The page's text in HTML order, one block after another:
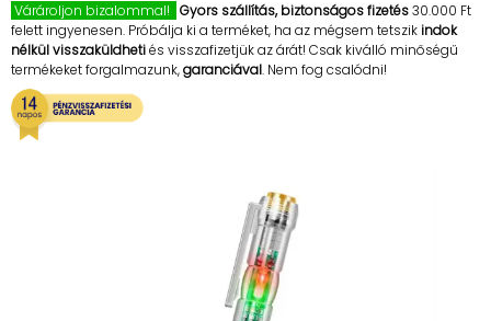
Várároljon bizalommal! Gyors szállítás, biztonságos fizetés30.000 Ft
felett ingyenesen. Próbálja ki a terméket, ha az mégsem tetszikindok
nélkül visszaküldhetiés visszafizetjük az árát! Csak kiválló minőségű
termékeket forgalmazunk,garanciával. Nem fog csalódni!